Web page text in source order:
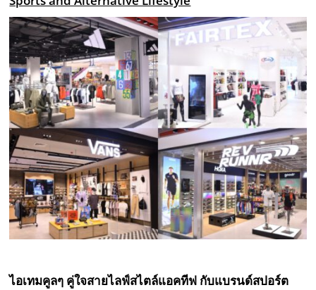
ไอเทมคูลๆ คู่ใจสายไลฟ์สไตล์แอคทีฟ กับแบรนด์สปอร์ต